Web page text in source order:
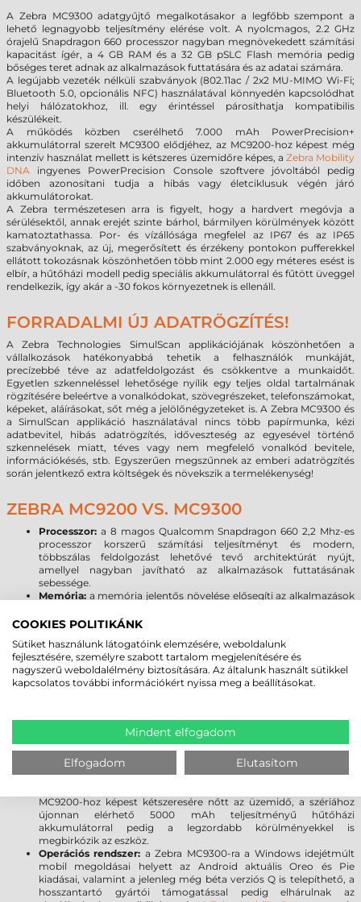
A Zebra MC9300 adatgyűjtő megalkotásakor a legfőbb szempont a
lehető legnagyobb teljesítmény elérése volt. A nyolcmagos, 2.2 GHz
órajelű Snapdragon 660 processzor nagyban megnövekedett számítási
kapacitást ígér, a 4 GB RAM és a 32 GB pSLC Flash memória pedig
bőséges teret adnak az alkalmazások futtatására és az adatai számára.
A legújabb vezeték nélküli szabványok (802.11ac / 2x2 MU-MIMO Wi-Fi;
Bluetooth 5.0, opcionális NFC) használatával könnyedén kapcsolódhat
helyi hálózatokhoz, ill. egy érintéssel párosíthatja kompatibilis
készülékeit.
A működés közben cserélhető 7.000 mAh PowerPrecision+
akkumulátorral szerelt MC9300 elődjéhez, az MC9200-hoz képest még
intenzív használat mellett is kétszeres üzemidőre képes, a Zebra Mobility
DNA ingyenes PowerPrecision Console szoftvere jóvoltából pedig
időben azonosítani tudja a hibás vagy életciklusuk végén járó
akkumulátorokat.
A Zebra természetesen arra is figyelt, hogy a hardvert megóvja a
sérülésektől, annak erejét szinte bárhol, bármilyen körülmények között
kamatoztathassa. Por- és vízállósága megfelel az IP67 és az IP65
szabványoknak, az új, megerősített és érzékeny pontokon pufferekkel
ellátott tokozásnak köszönhetően több mint 2.000 egy méteres esést is
elbír, a hűtőházi modell pedig speciális akkumulátorral és fűtött üveggel
rendelkezik, így akár a -30 fokos környezetnek is ellenáll.
FORRADALMI ÚJ ADATRÖGZÍTÉS!
A Zebra Technologies SimulScan applikációjának köszönhetően a
vállalkozások hatékonyabbá tehetik a felhasználók munkáját,
precízebbé téve az adatfeldolgozást és csökkentve a munkaidőt.
Egyetlen szkenneléssel lehetősége nyílik egy teljes oldal tartalmának
rögzítésére beleértve a vonalkódokat, szövegrészeket, telefonszámokat,
képeket, aláírásokat, sőt még a jelölőnégyzeteket is. A Zebra MC9300 és
a SimulScan applikáció használatával nincs több papírmunka, kézi
adatbevitel, hibás adatrögzítés, időveszteség az egyesével történő
szkennelések miatt, téves vagy nem megfelelő vonalkód bevitele,
információkésés, stb. Egyszerűen megszűnnek az emberi adatrögzítés
során jelentkező extra költségek és növekszik a termelékenység!
ZEBRA MC9200 VS. MC9300
Processzor: a 8 magos Qualcomm Snapdragon 660 2,2 Mhz-es
processzor korszerű számítási teljesítményt és modern,
többszálas feldolgozást lehetővé tevő architektúrát nyújt,
amellyel nagyban javítható az alkalmazások futtatásának
sebessége.
Memória: a memória jelentős növelése elősegíti az alkalmazások
adatoknak, programoknak. Az MC9200-hoz képest
emelkedett a háttértárként szolgáló flash memória mérete, ami
Micro SD kártyával 128 GB-tal bővíthető.
Kijelző:A Zebra MC9300 az MC9200 3,7” képátlójú rezisztív VGA
kijelzőjéhez képest nagyobb méretű és felbontású, kapacitív 4,3”
a szkenner ablak tartósságát, továbbá meggátolja a karcolások
kialakulását. A sérülésekre gyakorlatilag érzéketlen üveg törés
vagy karcolódás nélkül ellenáll a leggyakoribb leejtéseknek.
Akkumulátor:A 7000 mAh PowerPrecision+ akkumulátor a
kategória legnagyobb kapacitásával és kiemelkedő üzemidővel
MC9200-hoz képest kétszeresére nőtt az üzemidő, a szériához
újonnan elérhető 5000 mAh teljesítményű hűtőházi
akkumulátorral pedig a legzordabb körülményekkel is
megbirkózik az eszköz.
Operációs rendszer: a Zebra MC9300-ra a Windows idejétmúlt
mobil megoldásai helyett az Android aktuális Oreo és Pie
kiadásai, valamint a jelenleg még béta verziós Q is telepíthető, a
hosszantartó gyártói támogatással pedig elhárulnak az
COOKIES POLITIKÁNK
Sütiket használunk látogatóink elemzésére, weboldalunk
fejlesztésére, személyre szabott tartalom megjelenítésére és
nagyszerű weboldalélmény biztosítására. Az általunk használt sütikkel
kapcsolatos további információkért nyissa meg a beállításokat.
Mindent elfogadom
Elfogadom Elutasítom